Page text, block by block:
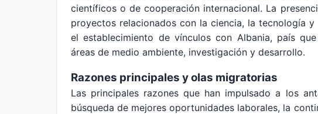
científicos o de cooperación internacional. La
proyectos relacionados con la ciencia, la tecnología
el establecimiento de vínculos con Albania, país
áreas de medio ambiente, investigación y desarrollo.
Razones principales y olas migratorias
Las principales razones que han impulsado a los
búsqueda de mejores oportunidades laborales, la